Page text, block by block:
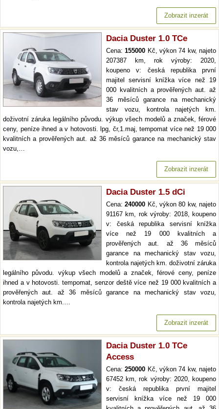
Zobrazit inzerát
Dacia Duster 1.0 TCe
Cena:155000 Kč, výkon 74 kw, najeto
207387 km, rok výroby: 2020,
koupeno v: česká republika první
majitel servisní knížka více než 19
000 kvalitních a prověřených aut. až
36 měsíců garance na mechanický
stav vozu, kontrola najetých km.
doživotní záruka legálního původu. výkup všech modelů a značek, férové
ceny, peníze ihned a v hotovosti. lpg, čr,1.maj, tempomat více než 19 000
kvalitních a prověřených aut. až 36 měsíců garance na mechanický stav
vozu,…
Zobrazit inzerát
Dacia Duster 1.5 dCi
Cena:240000 Kč, výkon 80 kw, najeto
91167 km, rok výroby: 2018, koupeno
v: česká republika servisní knížka
více než 19 000 kvalitních a
prověřených aut. až 36 měsíců
garance na mechanický stav vozu,
kontrola najetých km. doživotní záruka
legálního původu. výkup všech modelů a značek, férové ceny, peníze
ihned a v hotovosti. tempomat, senzor deště více než 19 000 kvalitních a
prověřených aut. až 36 měsíců garance na mechanický stav vozu,
kontrola najetých km.…
Zobrazit inzerát
Dacia Duster 1.0 TCe
Access
Cena:250000 Kč, výkon 74 kw, najeto
67452 km, rok výroby: 2020, koupeno
v: česká republika první majitel
servisní knížka více než 19 000